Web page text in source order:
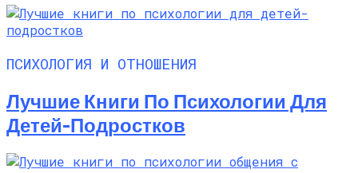
ПСИХОЛОГИЯ И ОТНОШЕНИЯ
Лучшие Книги По Психологии Для
Детей-Подростков